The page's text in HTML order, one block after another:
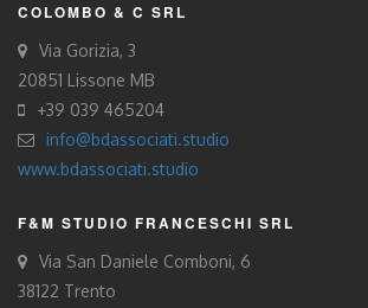
COLOMBO & C SRL
Via Gorizia, 3
20851 Lissone MB
+39 039 465204
info@bdassociati.studio
www.bdassociati.studio
F&M STUDIO FRANCESCHI SRL
Via San Daniele Comboni, 6
38122 Trento